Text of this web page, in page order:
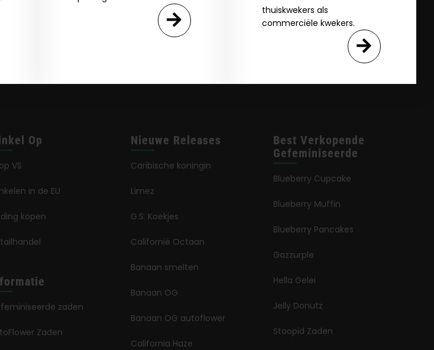
thuiskwekers als
commerciële kwekers.
Op
VS
in de EU
kopen
zaden
Zaden
Nieuwe Releases
Caribische koningin
Limez
G.S. Koekjes
Californië Octaan
Banaan smelten
Banaan OG
Banaan OG autoflower
California Haze
Best Verkopende
Gefeminiseerde
Blueberry Cupcake
Blueberry Muffin
Blueberry Pancakes
Gazzurple
Hella Gelei
Jelly Donutz
Stoopid Zaden